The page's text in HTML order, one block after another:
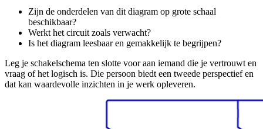
Zijn de onderdelen van dit diagram op grote schaal
beschikbaar?
Werkt het circuit zoals verwacht?
Is het diagram leesbaar en gemakkelijk te begrijpen?
Leg je schakelschema ten slotte voor aan iemand die je vertrouwt en
vraag of het logisch is. Die persoon biedt een tweede perspectief en
dat kan waardevolle inzichten in je werk opleveren.